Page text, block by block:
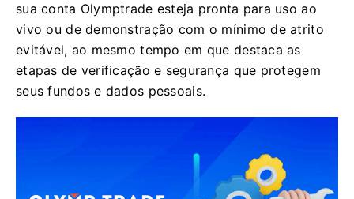
sua conta Olymptrade esteja pronta para uso ao
vivo ou de demonstração com o mínimo de atrito
evitável, ao mesmo tempo em que destaca as
etapas de verificação e segurança que protegem
seus fundos e dados pessoais.